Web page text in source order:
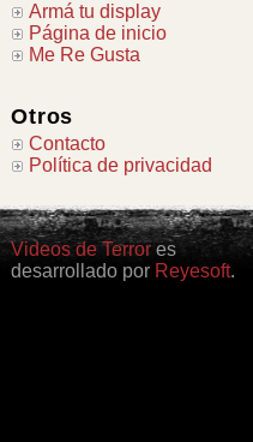
Armá tu display
Página de inicio
Me Re Gusta
Otros
Contacto
Política de privacidad
Videos de Terrores
desarrollado por Reyesoft.